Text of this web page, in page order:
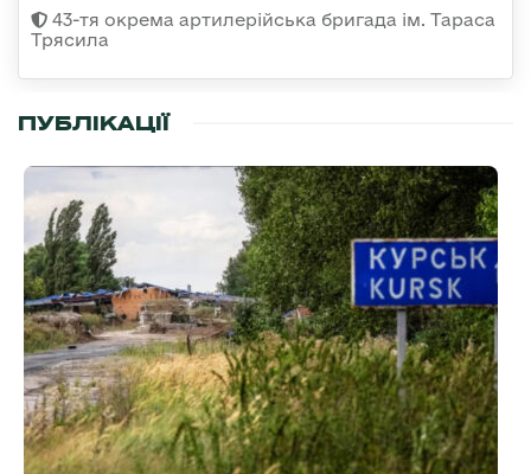
43-тя окрема артилерійська бригада ім. Тараса
Трясила
ПУБЛІКАЦІЇ